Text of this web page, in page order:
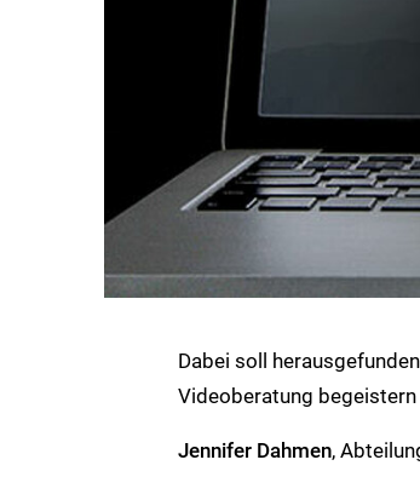
Dabei soll
Videoberatung
Jennifer Dahmen,